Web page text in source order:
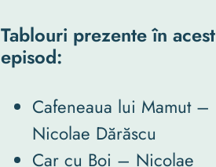
Tablouri prezente în acest
episod:
Cafeneaua lui Mamut –
Nicolae Dărăscu
Car cu Boi – Nicolae